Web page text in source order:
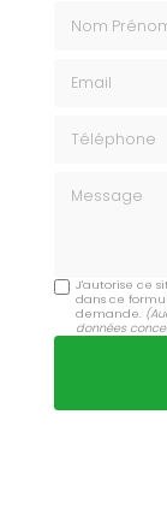
J'autorise ce
dans ce
demande.
données